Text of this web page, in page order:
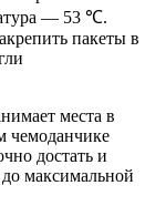
— 53 ℃.
пакеты в
места в
чемоданчике
достать и
до максимальной